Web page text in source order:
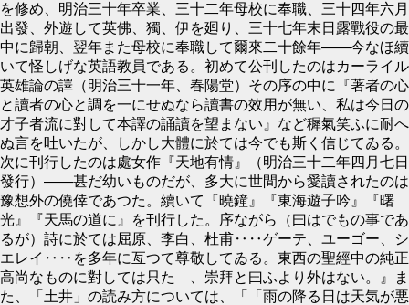
を修め、明治三十年卒業、三十二年母校に奉職、三十四年六月
出發、外遊して英佛、獨、伊を廻り、三十七年末日露戰役の最
中に歸朝、翌年また母校に奉職して爾來二十餘年――今なほ續
いて怪しげな英語教員である。初めて公刊したのはカーライル
英雄論の譯（明治三十一年、春陽堂）その序の中に『著者の心
と讀者の心と調を一にせぬなら讀書の效用が無い、私は今日の
才子者流に對して本譯の誦讀を望まない』など穉氣笑ふに耐へ
ぬ言を吐いたが、しかし大體に於ては今でも斯く信じてゐる。
次に刊行したのは處女作『天地有情』（明治三十二年四月七日
發行）――甚だ幼いものだが、多大に世間から愛讀されたのは
豫想外の僥倖であつた。續いて『曉鐘』『東海遊子吟』『曙
光』『天馬の道に』を刊行した。序ながら（曰はでもの事であ
るが）詩に於ては屈原、李白、杜甫‥‥ゲーテ、ユーゴー、シ
エレイ‥‥を多年に亙つて尊敬してゐる。東西の聖經中の純正
高尚なものに對しては只たゞ、崇拜と曰ふより外はない。』ま
た、「土井」の読み方については、「「雨の降る日は天気が悪